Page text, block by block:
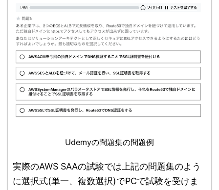
Udemyの問題集の問題例
実際のAWS SAAの試験では上記の問題集のよう
に選択式(単一、複数選択)でPCで試験を受けま